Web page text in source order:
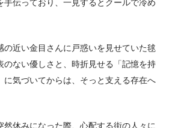
手伝っており、一見するとクールで冷め
の近い金目さんに戸惑いを見せていた毬
のない優しさと、時折見せる「記憶を持
に気づいてからは、そっと支える存在へ
然休みになった際、心配する街の人々に